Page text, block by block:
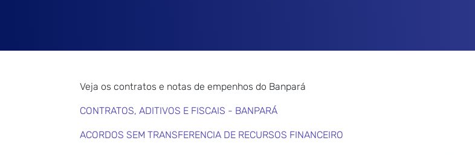
Veja os contratos e notas de empenhos do Banpará
CONTRATOS, ADITIVOS E FISCAIS - BANPARÁ
ACORDOS SEM TRANSFERENCIA DE RECURSOS FINANCEIRO